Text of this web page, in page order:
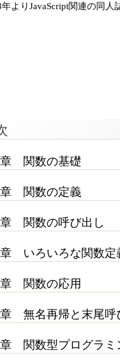
年よりJavaScript関連の同人
関数の基礎
関数の定義
関数の呼び出し
いろいろな関数定
関数の応用
無名再帰と末尾呼
関数型プログラミ